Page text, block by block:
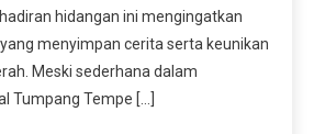
hidangan ini mengingatkan
menyimpan cerita serta keunikan
Meski sederhana dalam
Tumpang Tempe […]